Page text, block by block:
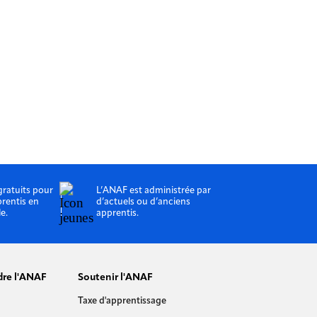
pour
en
L’ANAF est administrée par
d’actuels ou d’anciens
apprentis.
l'ANAF Soutenir l'ANAF
Taxe d'apprentissage